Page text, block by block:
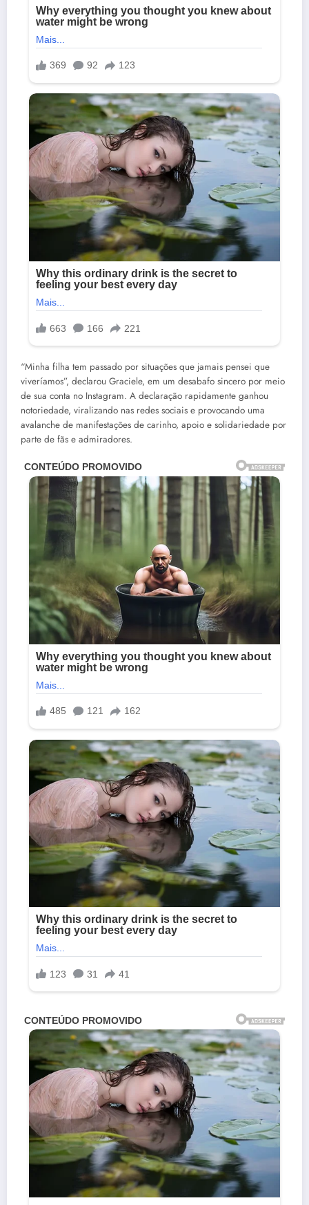
“Minha filha tem passado por situações que jamais pensei que
viveríamos”, declarou Graciele, em um desabafo sincero por meio
de sua conta no Instagram. A declaração rapidamente ganhou
notoriedade, viralizando nas redes sociais e provocando uma
avalanche de manifestações de carinho, apoio e solidariedade por
parte de fãs e admiradores.